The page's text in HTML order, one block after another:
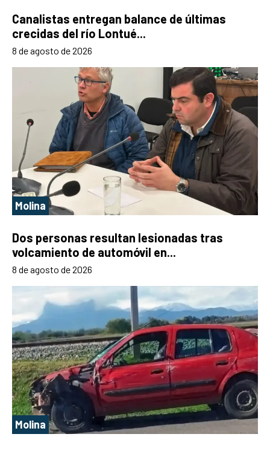
Canalistas entregan balance de últimas
crecidas del río Lontué...
8 de agosto de 2026
Molina
Dos personas resultan lesionadas tras
volcamiento de automóvil en...
8 de agosto de 2026
Molina